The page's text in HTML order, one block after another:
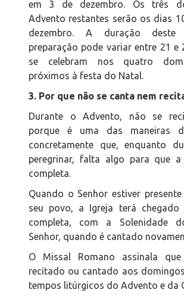
em 3 de dezembro. Os três
Advento restantes serão os dias
dezembro. A duração
preparação pode variar entre 21 e
se celebram nos quatro
próximos à festa do Natal.
3. Por que não se canta nem
Durante o Advento, não se
porque é uma das maneiras
concretamente que, enquanto
peregrinar, falta algo para que a
completa.
Quando o Senhor estiver
seu povo, a Igreja terá
completa, com a Solenidade
Senhor, quando é cantado
O Missal Romano assinala
recitado ou cantado aos
tempos litúrgicos do Advento e da